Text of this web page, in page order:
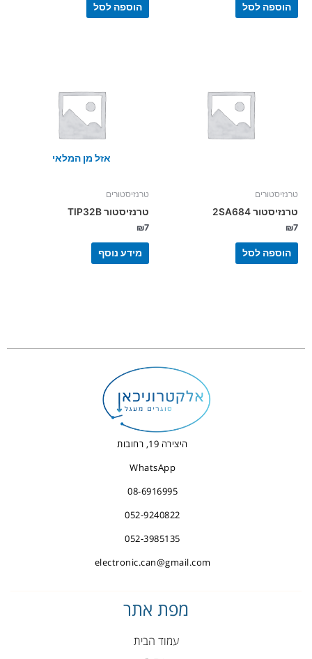
הוספה לסל הוספה לסל
טרנזיסטורים
טרנזיסטור 2SA684
₪7
הוספה לסל
אזל מן המלאי
טרנזיסטורים
טרנזיסטור TIP32B
₪7
מידע נוסף
היצירה 19, רחובות
WhatsApp
08-6916995
052-9240822
052-3985135
electronic.can@gmail.com
מפת אתר
עמוד הבית